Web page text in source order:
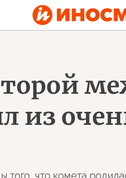
что комета